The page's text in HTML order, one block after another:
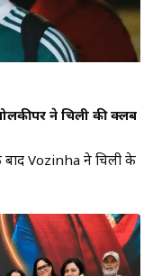
ने चिली की क्लब
बाद Vozinha ने चिली के